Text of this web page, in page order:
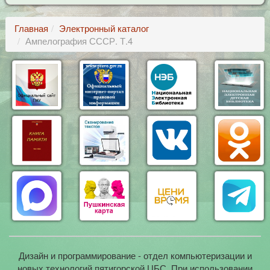
Главная
Электронный каталог
Ампелография СССР. Т.4
Дизайн и программирование - отдел компьютеризации и